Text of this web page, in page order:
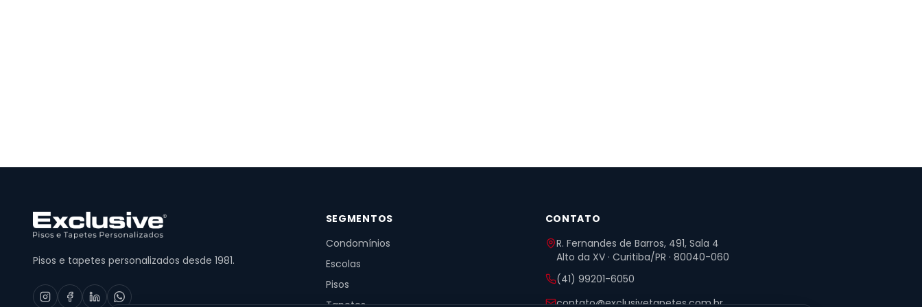
Pisos e tapetes personalizados desde 1981.
SEGMENTOS
Condomínios
Escolas
Pisos
CONTATO
R. Fernandes de Barros, 491, Sala 4
Alto da XV · Curitiba/PR · 80040-060
(41) 99201-6050
contato@exclusivetapetes.com.br